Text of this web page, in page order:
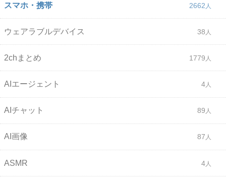
スマホ・携帯 2662
ウェアラブルデバイス 38
2chまとめ 1779
AIエージェント 4
AIチャット 89
AI画像 87
ASMR 4